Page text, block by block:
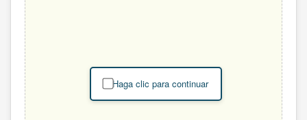
Haga clic para continuar